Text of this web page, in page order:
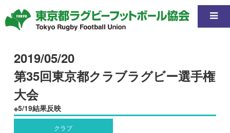
2019/05/20
第35回東京都クラブラグビー選手権
大会
※5/19結果反映
クラブ